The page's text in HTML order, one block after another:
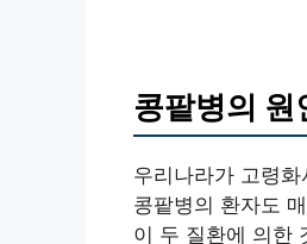
콩팥병의 원
우리나라가 고령
콩팥병의 환자도
이 두 질환에 의한